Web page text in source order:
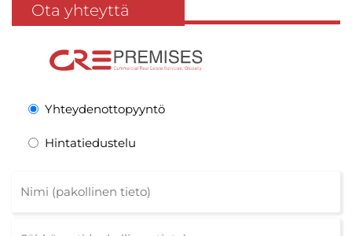
Ota yhteyttä
Yhteydenottopyyntö
Hintatiedustelu